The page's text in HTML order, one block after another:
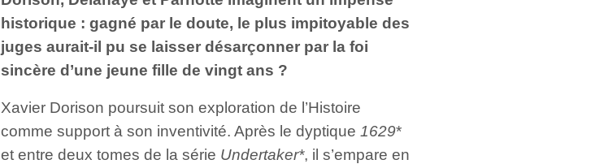
historique : gagné par le doute, le plus impitoyable des
juges aurait-il pu se laisser désarçonner par la foi
sincère d’une jeune fille de vingt ans ?
Xavier Dorison poursuit son exploration de l’Histoire
comme support à son inventivité. Après le dyptique 1629*
et entre deux tomes de la série Undertaker*, il s’empare en